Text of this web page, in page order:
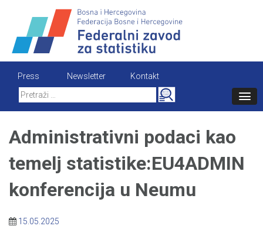
content
Press Newsletter
Kontakt
Search
for:
Administrativni podaci kao
temelj statistike:EU4ADMIN
konferencija u Neumu
15.05.2025